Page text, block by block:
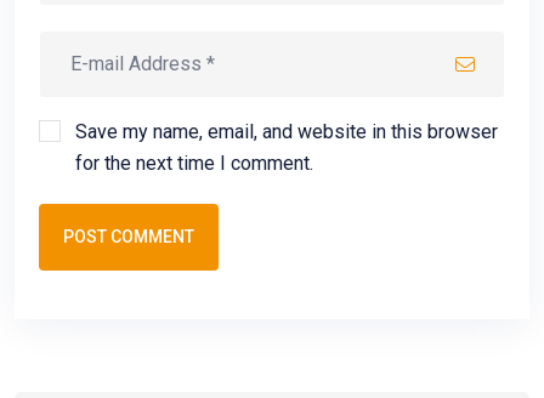
Save my name, email, and website in this browser
for the next time I comment.
POST COMMENT